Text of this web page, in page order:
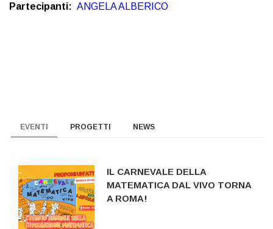
Partecipanti
ANGELA ALBERICO
EVENTI PROGETTI NEWS
IL CARNEVALE DELLA
MATEMATICA DAL VIVO TORNA
A ROMA!